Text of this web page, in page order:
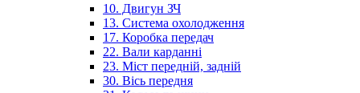
10. Двигун ЗЧ
13. Система охолодження
17. Коробка передач
22. Вали карданні
23. Міст передній, задній
30. Вісь передня